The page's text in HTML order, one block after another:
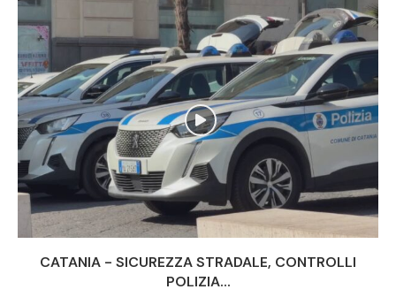
CATANIA - SICUREZZA STRADALE, CONTROLLI
POLIZIA...